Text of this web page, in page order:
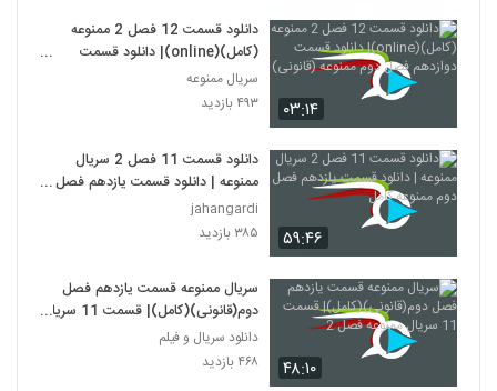
۰۳:۱۴
دانلود قسمت 12 فصل 2 ممنوعه
(کامل)(online)| دانلود قسمت
دوازدهم فصل دوم ممنوعه (قانونی)
سریال ممنوعه
۴۹۳ بازدید
۵۹:۴۶
دانلود قسمت 11 فصل 2 سریال
ممنوعه | دانلود قسمت یازدهم فصل
دوم ممنوعه کامل
jahangardi
۳۸۵ بازدید
۴۸:۱۰
سریال ممنوعه قسمت یازدهم فصل
دوم(قانونی)(کامل)| قسمت 11 سریال
ممنوعه فصل 2
دانلود سریال و فیلم
۴۶۸ بازدید